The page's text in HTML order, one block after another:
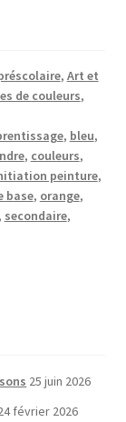
, Art et
de couleurs,
, bleu,
, couleurs,
peinture,
base, orange,
secondaire,
25 juin 2026
février 2026